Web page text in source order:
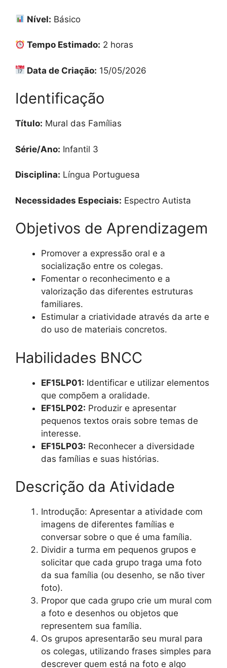
Nível: Básico
Tempo Estimado: 2 horas
Data de Criação: 15/05/2026
Identificação
Título: Mural das Famílias
Série/Ano: Infantil 3
Disciplina: Língua Portuguesa
Necessidades Especiais: Espectro Autista
Objetivos de Aprendizagem
Promover a expressão oral e a
socialização entre os colegas.
Fomentar o reconhecimento e a
valorização das diferentes estruturas
familiares.
Estimular a criatividade através da arte e
do uso de materiais concretos.
Habilidades BNCC
EF15LP01: Identificar e utilizar elementos
que compõem a oralidade.
EF15LP02: Produzir e apresentar
pequenos textos orais sobre temas de
interesse.
EF15LP03: Reconhecer a diversidade
das famílias e suas histórias.
Descrição da Atividade
Introdução: Apresentar a atividade com
imagens de diferentes famílias e
conversar sobre o que é uma família.
Dividir a turma em pequenos grupos e
solicitar que cada grupo traga uma foto
da sua família (ou desenho, se não tiver
foto).
Propor que cada grupo crie um mural com
a foto e desenhos ou objetos que
representem sua família.
Os grupos apresentarão seu mural para
os colegas, utilizando frases simples para
descrever quem está na foto e algo